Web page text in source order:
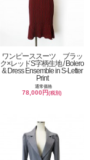
ワンピーススーツ ブラッ
ク×レッドS字柄生地 / Bolero
& Dress Ensemble in S-Letter
Print
通常価格
78,000円(税別)